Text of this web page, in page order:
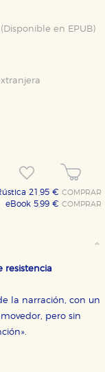
en EPUB)
21,95 €COMPRAR
eBook 5,99 €COMPRAR
resistencia
la narración, con un
pero sin